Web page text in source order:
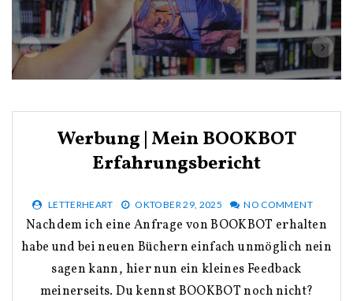
Werbung | Mein BOOKBOT
Erfahrungsbericht
LETTERHEART OKTOBER 29, 2025 NO COMMENT
Nachdem ich eine Anfrage von BOOKBOT erhalten
habe und bei neuen Büchern einfach unmöglich nein
sagen kann, hier nun ein kleines Feedback
meinerseits. Du kennst BOOKBOT noch nicht?